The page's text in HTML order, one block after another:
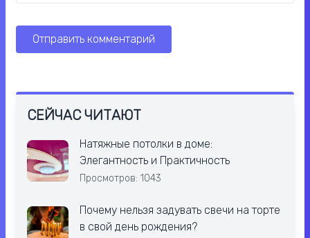
СЕЙЧАС ЧИТАЮТ
Натяжные потолки в доме:
Элегантность и Практичность
Просмотров: 1043
Почему нельзя задувать свечи на торте
в свой день рождения?